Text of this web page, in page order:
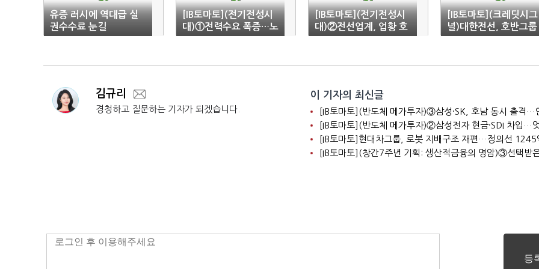
유증 러시에 역대급 실
권수수료 눈길
[IB토마토](전기전성시
대)①전력수요 폭증…노
후 송전망 교체사업 분
[IB토마토](전기전성시
대)②전선업계, 업황 호
황에 '풀가동'…투자재
[IB토마토](크레딧시그
널)대한전선, 호반그룹
자금 지원에 '무차입 구
김규리
경청하고 질문하는 기자가 되겠습니다.
이 기자의 최신글